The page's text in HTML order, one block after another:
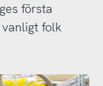
första
folk